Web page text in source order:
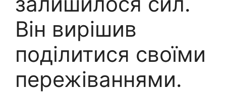
Він вирішив
поділитися своїми
пережiваннями.